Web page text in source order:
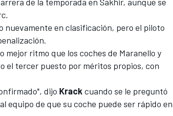
.
nuevamente en clasificación, pero el piloto
mejor ritmo que los coches de Maranello y
el tercer puesto por méritos propios, con
dijo Krack cuando se le preguntó
equipo de que su coche puede ser rápido en